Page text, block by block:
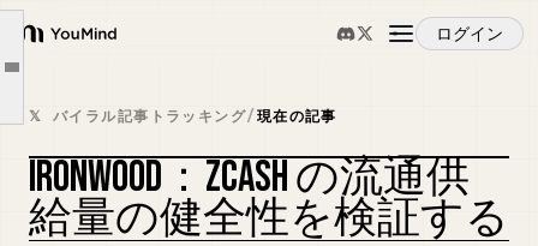
YouMind
ログイン
概要
ユースケース
Article outline
Ironwood が機能する理由
結論
謝辞
𝕏 バイラル記事トラッキング/現在の記事
IRONWOOD：ZCASH の流通供
給量の健全性を検証する